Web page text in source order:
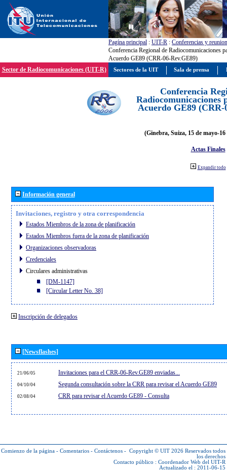
Pagína principal : UIT-R : Conferencias y
Conferencia Regional de Radiocomunicaciones
Acuerdo GE89 (CRR-06-Rev.GE89)
Sector de Radiocomunicaciones (UIT-R)
Conferencia
Radiocomunicaciones
Acuerdo GE89 (CRR-
(Ginebra, Suiza, 15 de mayo-
Actas Finales
Expandir todo
Información general
Invitaciones, registro y otra correspondencia
Estados Miembros de la zona de planificación
Estados Miembros fuera de la zona de planificación
Organizaciones observadoras
Credenciales
Circulares administrativas
[DM-1147]
[Circular Letter No. 38]
Inscripción de delegados
[Newsflashes]
21/06/05 Invitaciones para el CRR-06-Rev.GE89 enviadas...
04/10/04 Segunda consultación sobre la CRR para revisar el Acuerdo GE89
02/08/04 CRR para revisar el Acuerdo GE89 - Consulta
Comienzo de la página - Comentarios - Contáctenos - Copyright © UIT 2026 Reservados todos
los derechos
Contacto público : Coordenador Web del UIT-R
Actualizado el : 2011-06-15
Sectores de la UIT Sala de prensa